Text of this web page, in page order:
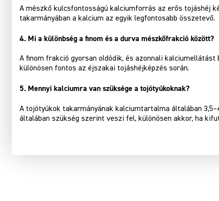
A mészkő kulcsfontosságú kalciumforrás az erős tojáshéj
takarmányában a kalcium az egyik legfontosabb összetevő.
4. Mi a különbség a finom és a durva mészkőfrakció között?
A finom frakció gyorsan oldódik, és azonnali
különösen fontos az éjszakai tojáshéjképzés során.
5. Mennyi kalciumra van szüksége a tojótyúkoknak?
A tojótyúkok takarmányának kalciumtartalma általában
általában szükség szerint veszi fel, különösen akkor, ha